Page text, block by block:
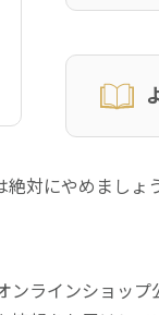
対にやめましょう
ンラインショップ